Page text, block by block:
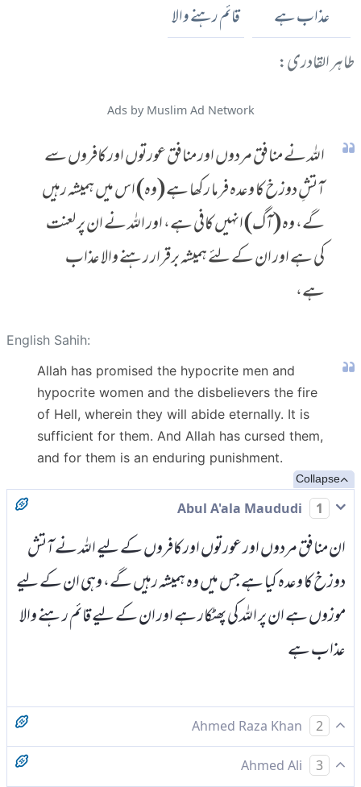
عذاب ہے قائم رہنے والا
طاہر القادری:
Ads by Muslim Ad Network
اللہ نے منافق مردوں اور منافق عورتوں اور کافروں سے
آتشِ دوزخ کا وعدہ فرما رکھا ہے (وہ) اس میں ہمیشہ رہیں
گے، وہ (آگ) انہیں کافی ہے، اور اللہ نے ان پر لعنت
کی ہے اور ان کے لئے ہمیشہ برقرار رہنے والا عذاب
ہے،
English Sahih:
Allah has promised the hypocrite men and
hypocrite women and the disbelievers the fire
of Hell, wherein they will abide eternally. It is
sufficient for them. And Allah has cursed them,
and for them is an enduring punishment.
Collapse
1
ان منافق مردوں اور عورتوں اور کافروں کے لیے اللہ نے آتش
دوزخ کا وعدہ کیا ہے جس میں وہ ہمیشہ رہیں گے، وہی ان کے لیے
موزوں ہے ان پر اللہ کی پھٹکار ہے اور ان کے لیے قائم ر ہنے والا
عذاب ہے
2
اللہ نے منافق مردوں اور منافق عورتوں اور کافروں کو جہنم کی آگ
3